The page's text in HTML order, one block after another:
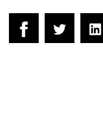
FacebookTwitter